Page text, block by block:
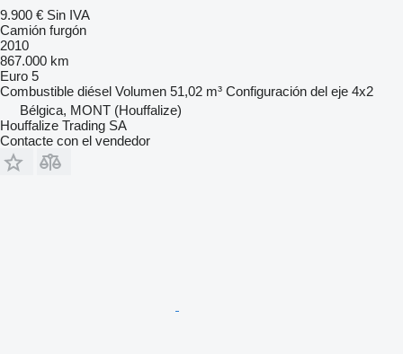
9.900 € Sin IVA
Camión furgón
2010
867.000 km
Euro 5
Combustible diésel Volumen 51,02 m³ Configuración del eje 4x2
Bélgica, MONT (Houffalize)
Houffalize Trading SA
Contacte con el vendedor